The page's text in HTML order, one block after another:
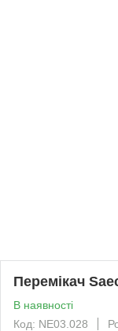
Перемікач
В наявності
Код: NE03.028